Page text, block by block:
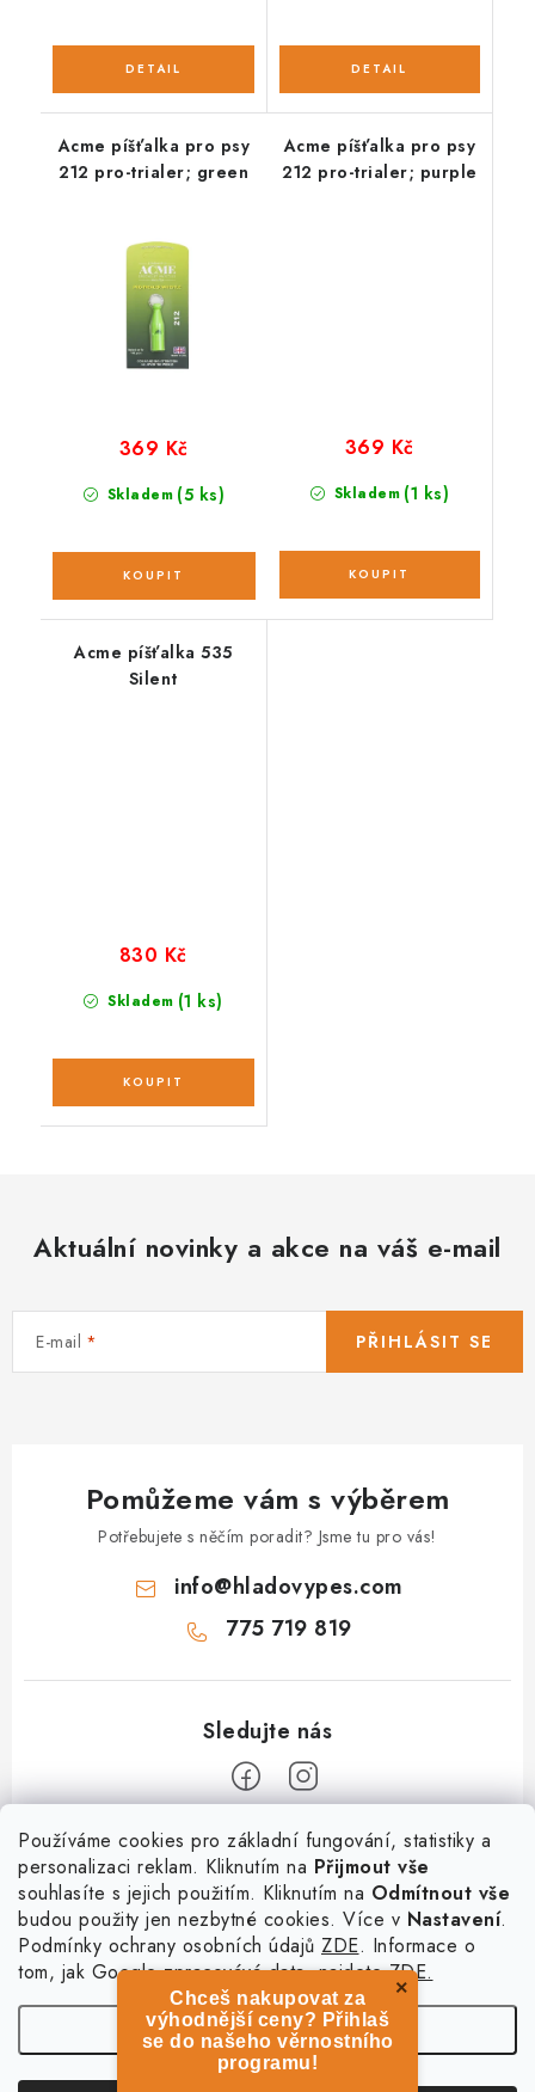
Používáme cookies pro základní fungování, statistiky a
personalizaci reklam. Kliknutím na Přijmout vše
souhlasíte s jejich použitím. Kliknutím na Odmítnout vše
budou použity jen nezbytné cookies. Více v Nastavení.
Podmínky ochrany osobních údajů ZDE. Informace o
tom, jak Google zpracovává data, najdeteZDE.
Nastavení
Acme píšťalka pro psy
212 pro-trialer; green
Skladem (5 ks)
369 Kč
Acme píšťalka pro psy
212 pro-trialer; purple
Skladem (1 ks)
369 Kč
Acme píšťalka 535
Silent
Skladem (1 ks)
830 Kč
Aktuální novinky a akce na váš e-mail
E-mail PŘIHLÁSIT SE
Pomůžeme vám s výběrem
Potřebujete s něčím poradit? Jsme tu pro vás!
info@hladovypes.com
775 719 819
Informace
O nás
Kontakty
Výměna, vrácení a reklamace
Služby
PetExpert - pojištění psů
Pujčení paddleboardu a psí plovací vesty
Osobní odběr zboží - PRODEJNA
×
Chceš nakupovat za
výhodnější ceny? Přihlaš
se do našeho věrnostního
programu!